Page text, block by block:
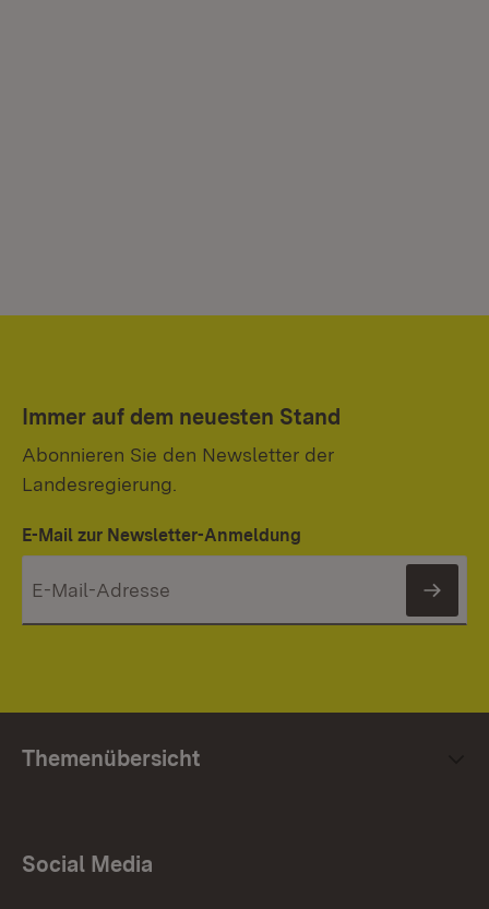
Immer auf dem neuesten Stand
Abonnieren Sie den Newsletter der
Landesregierung.
E-Mail zur Newsletter-Anmeldung
Themenübersicht
Social Media